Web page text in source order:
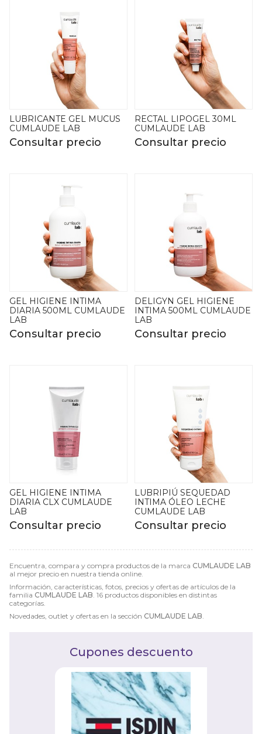
Encuentra, compara y compra productos de la marca CUMLAUDE LAB
al mejor precio en nuestra tienda online.
Información, características, fotos, precios y ofertas de artículos de la
familia CUMLAUDE LAB . 16 productos disponibles en distintas
categorías.
Novedades, outlet y ofertas en la sección CUMLAUDE LAB
LUBRICANTE GEL MUCUS
CUMLAUDE LAB
Consultar precio
RECTAL LIPOGEL 30ML
CUMLAUDE LAB
Consultar precio
GEL HIGIENE INTIMA
DIARIA 500ML CUMLAUDE
LAB
Consultar precio
DELIGYN GEL HIGIENE
INTIMA 500ML CUMLAUDE
LAB
Consultar precio
GEL HIGIENE INTIMA
DIARIA CLX CUMLAUDE
LAB
Consultar precio
LUBRIPIÚ SEQUEDAD
INTIMA ÓLEO LECHE
CUMLAUDE LAB
Consultar precio
Cupones descuento